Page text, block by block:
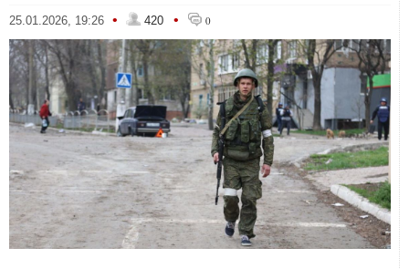
25.01.2026, 19:26 • 420 • 0